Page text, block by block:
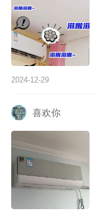
2024-12-29
喜欢你